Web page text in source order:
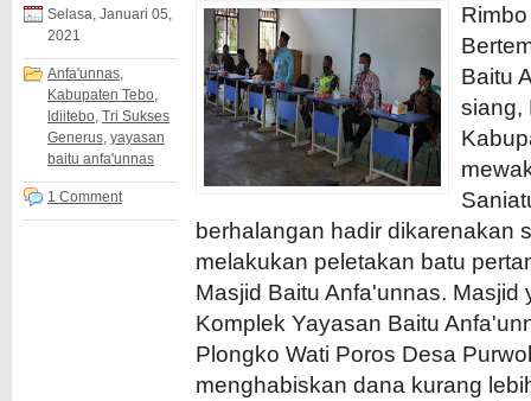
Selasa, Januari 05,
2021
Anfa'unnas
Kabupaten Tebo
ldiitebo Tri Sukses
Generus yayasan
baitu anfa'unnas
1 Comment
Baitu
siang,
berhalangan hadir dikarenakan
melakukan peletakan batu
Masjid Baitu Anfa'unnas. Masjid
Komplek Yayasan Baitu
Plongko Wati Poros Desa
menghabiskan dana kurang